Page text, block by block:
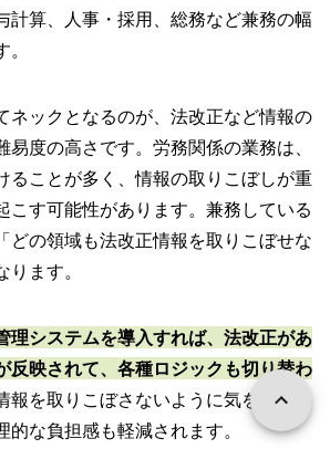
計算、人事・採用、総務など兼務の幅
ネックとなるのが、法改正など情報の
易度の高さです。労務関係の業務は、
ることが多く、情報の取りこぼしが重
こす可能性があります。兼務している
どの領域も法改正情報を取りこぼせな
ます。
理システムを導入すれば、法改正があ
反映されて、各種ロジックも切り替わ
報を取りこぼさないように気を張る必
な負担感も軽減されます。